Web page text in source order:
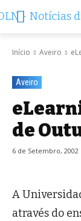
Início Aveiro
Aveiro
de
6 de Setembro, 2002
A
através do